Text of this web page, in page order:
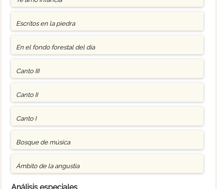
Escritos en la piedra
En el fondo forestal del día
Canto III
Canto II
Canto I
Bosque de música
Ámbito de la angustia